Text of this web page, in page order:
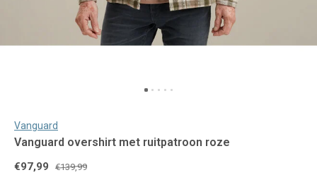
Vanguard
Vanguard overshirt met ruitpatroon roze
€97,99
€139,99